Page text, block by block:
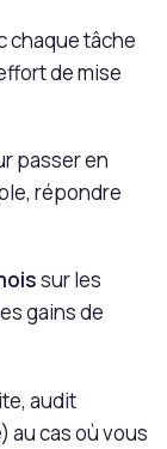
chaque tâche
de mise
passer en
répondre
sur les
gains de
audit
au cas où vous